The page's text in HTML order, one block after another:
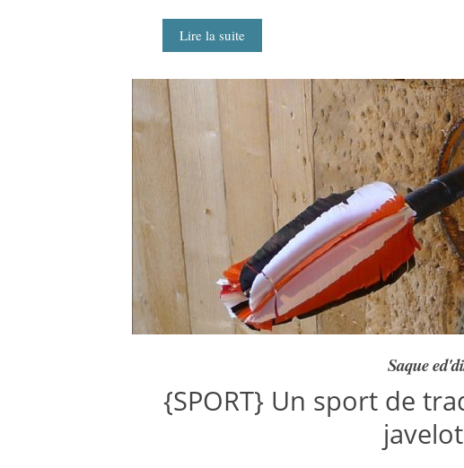
Lire la suite
Saque
{SPORT} Un sport de